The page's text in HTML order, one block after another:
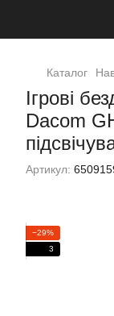
Каталог
Ігрові
Dacom
Артикул:
−29%
3